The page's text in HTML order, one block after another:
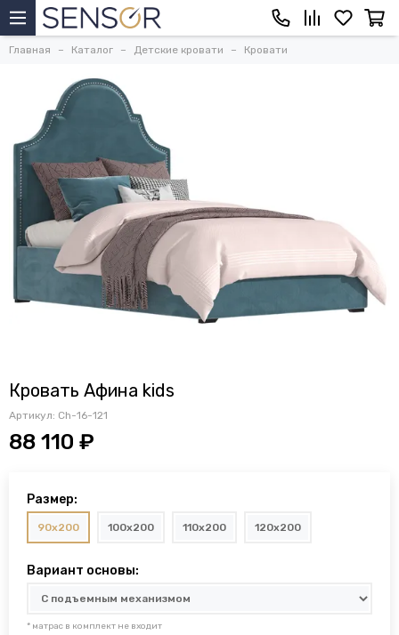
Главная Каталог Детские кровати Кровати
Кровать Афина kids
Артикул: Ch-16-121
88 110 ₽
Размер:
90x200 100x200 110x200 120x200
Вариант основы:
* матрас в комплект не входит